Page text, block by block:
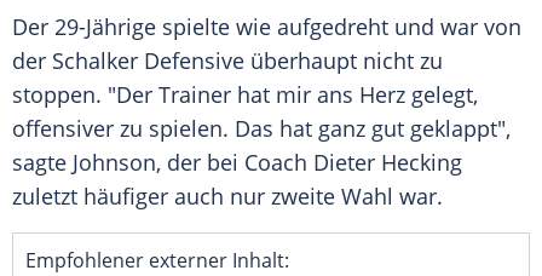
Der 29-Jährige spielte wie aufgedreht und war von
der Schalker Defensive überhaupt nicht zu
stoppen. "Der Trainer hat mir ans Herz gelegt,
offensiver zu spielen. Das hat ganz gut geklappt",
sagte Johnson, der bei Coach Dieter Hecking
zuletzt häufiger auch nur zweite Wahl war.
Empfohlener externer Inhalt: